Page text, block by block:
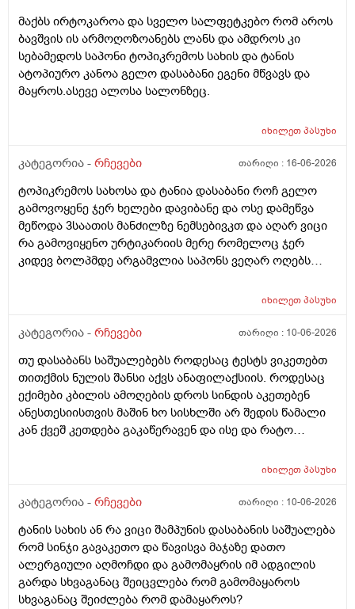
მაქბს ირტოკაროა და სველო სალფეტკებო რომ აროს
ბავშვის ის არმოღოზოანებს ლანს და ამდროს კი
სებამედოს საპონი ტოპიკრემოს სახის და ტანის
ატოპიურო კანოა გელო დასაბანი ეგენი მწვავს და
მაყროს.ასევე ალოსა სალონზეც.
იხილეთპასუხი
კატეგორია - რჩევები თარიღი : 16-06-2026
ტოპიკრემოს სახოსა და ტანია დასაბანი როჩ გელო
გამოვოყენე ჯერ ხელები დავიბანე და ოსე დამეწვა
მეწოდა 3საათის მანძილზე ნემსებივკთ და აღარ ვიცი
რა გამოვიყენო ურტიკარიის მერე რომელოც ჯერ
კიდევ ბოლპმდე არგამვლია საპონს ვეღარ ოღებს
წავიდა არვოცი რავიყიდო როთ დავიბანო.დავიღალე
მაყროს და მექავება..მ ყან საშინლად გამოშრა ხელები
არსად და ვერც წავალ
იხილეთპასუხი
კატეგორია - რჩევები თარიღი : 10-06-2026
თუ დასაბანს საშუალებებს როდესაც ტესტს ვიკეთებთ
თითქმის ნულის შანსი აქვს ანაფილაქსიის. როდესაც
ექიმები კბილის ამოღების დროს სინდის აკეთებენ
ანესთესიისთვის მაშინ ხო სისხლში არ შედის წამალი
კან ქვეშ კეთდება გაკაწერავენ და ისე და რატო
ახარო რატომ იკითხებიან თუ ანა ფილოქსიოზე არ
გამონაყარი გაჩნდე რატო არიან მზად ყოფნაში გუშინ
რატო არ აკეთებენ ამ სინდს ყველგან და რატომ
მაინცდამაინც სპეციალურ კლინიკებში რატომ ეს
შენიათ
იხილეთპასუხი
კატეგორია - რჩევები თარიღი : 10-06-2026
ტანის სახის ან რა ვიცი შამპუნის დასაბანის საშუალება
რომ სინჯი გავაკეთო და წავისვა მაჯაზე დათო
ალერგიული აღმოჩდი და გამომაყრის იმ ადგილის
გარდა სხვაგანაც შეიცვლება რომ გამომაყაროს
სხვაგანაც შეიძლება რომ დამაყაროს?